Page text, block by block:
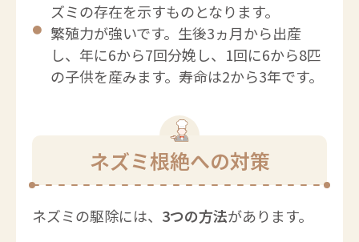
ズミの存在を示すものとなります。
繁殖力が強いです。生後3ヵ月から出産
し、年に6から7回分娩し、1回に6から8匹
の子供を産みます。寿命は2から3年です。
ネズミ根絶への対策
ネズミの駆除には、 3つの方法があります。